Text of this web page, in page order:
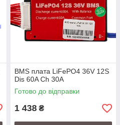
BMS плата LiFePO4 36V 12S
Dis 60A Ch 30A
Готово до відправки
1 438 ₴